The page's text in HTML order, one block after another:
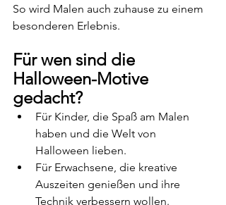
So wird Malen auch zuhause zu einem
besonderen Erlebnis.
Für wen sind die
Halloween-Motive
gedacht?
Für Kinder, die Spaß am Malen
haben und die Welt von
Halloween lieben.
Für Erwachsene, die kreative
Auszeiten genießen und ihre
Technik verbessern wollen.